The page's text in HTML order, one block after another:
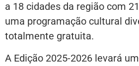
a 18 cidades da região com
uma programação cultural
totalmente gratuita.
A Edição 2025-2026 levará